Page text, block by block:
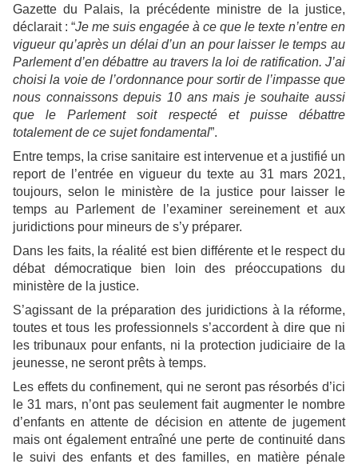
Gazette du Palais, la précédente ministre de la justice,
déclarait : “Je me suis engagée à ce que le texte n’entre en
vigueur qu’après un délai d’un an pour laisser le temps au
Parlement d’en débattre au travers la loi de ratification. J’ai
choisi la voie de l’ordonnance pour sortir de l’impasse que
nous connaissons depuis 10 ans mais je souhaite aussi
que le Parlement soit respecté et puisse débattre
totalement de ce sujet fondamental”.
Entre temps, la crise sanitaire est intervenue et a justifié un
report de l’entrée en vigueur du texte au 31 mars 2021,
toujours, selon le ministère de la justice pour laisser le
temps au Parlement de l’examiner sereinement et aux
juridictions pour mineurs de s’y préparer.
Dans les faits, la réalité est bien différente et le respect du
débat démocratique bien loin des préoccupations du
ministère de la justice.
S’agissant de la préparation des juridictions à la réforme,
toutes et tous les professionnels s’accordent à dire que ni
les tribunaux pour enfants, ni la protection judiciaire de la
jeunesse, ne seront prêts à temps.
Les effets du confinement, qui ne seront pas résorbés d’ici
le 31 mars, n’ont pas seulement fait augmenter le nombre
d’enfants en attente de décision en attente de jugement
mais ont également entraîné une perte de continuité dans
le suivi des enfants et des familles, en matière pénale